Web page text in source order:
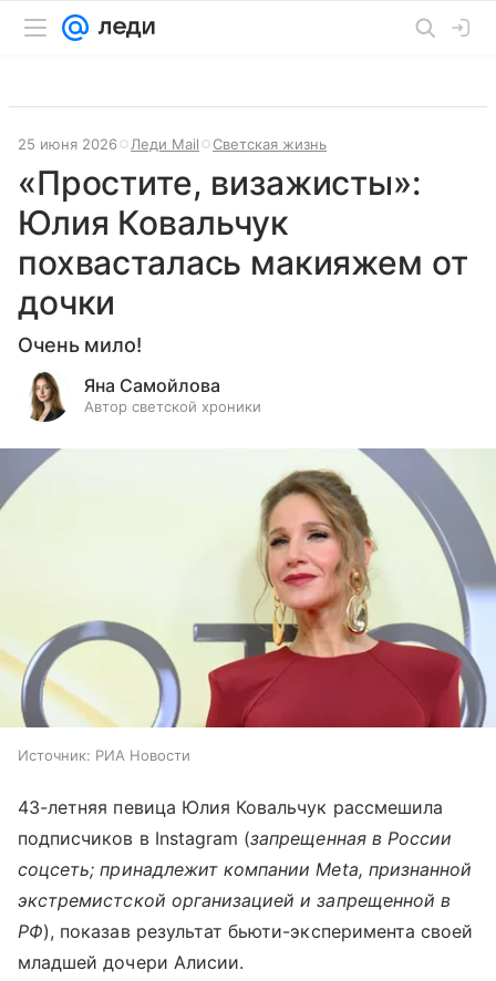
25 июня 2026 Леди Mail Светская жизнь
«Простите, визажисты»:
Юлия Ковальчук
похвасталась макияжем от
дочки
Очень мило!
Яна Самойлова
Автор светской хроники
Источник: РИА Новости
43-летняя певица Юлия Ковальчук рассмешила
подписчиков в Instagram (запрещенная в России
соцсеть; принадлежит компании Meta, признанной
экстремистской организацией и запрещенной в
РФ), показав результат бьюти-эксперимента своей
младшей дочери Алисии.